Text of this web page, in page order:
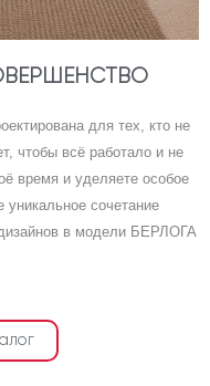
ЗДЕСЬ!
для тех, кто не
чтобы всё работало и не
время и уделяете особое
уникальное сочетание
дизайнов в модели БЕРЛОГА